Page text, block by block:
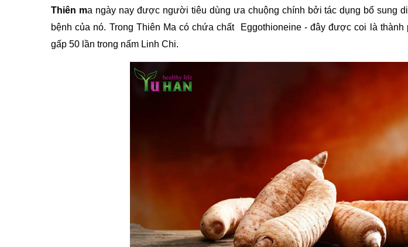
Thiên ma ngày nay được người tiêu dùng ưa chuộng chính bởi tác dụng bổ sung
bệnh của nó. Trong Thiên Ma có chứa chất  Eggothioneine - đây được coi là
gấp 50 lần trong nấm Linh Chi.